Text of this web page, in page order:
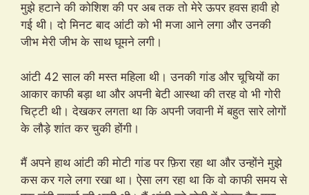
मुझे हटाने की कोशिश की पर अब तक तो मेरे ऊपर हवस हावी हो
गई थी। दो मिनट बाद आंटी को भी मजा आने लगा और उनकी
जीभ मेरी जीभ के साथ घूमने लगी।
आंटी 42 साल की मस्त महिला थी। उनकी गांड और चूचियों का
आकार काफी बड़ा था और अपनी बेटी आस्था की तरह वो भी गोरी
चिट्टी थी। देखकर लगता था कि अपनी जवानी में बहुत सारे लोगों
के लौड़े शांत कर चुकी होंगी।
मैं अपने हाथ आंटी की मोटी गांड पर फ़िरा रहा था और उन्होंने मुझे
कस कर गले लगा रखा था। ऐसा लग रहा था कि वो काफी समय से